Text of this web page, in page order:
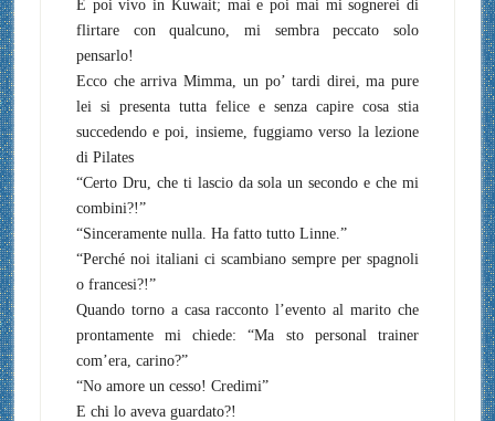
E poi vivo in Kuwait; mai e poi mai mi sognerei di
flirtare con qualcuno, mi sembra peccato solo
pensarlo!
Ecco che arriva Mimma, un po’ tardi direi, ma pure
lei si presenta tutta felice e senza capire cosa stia
succedendo e poi, insieme, fuggiamo verso la lezione
di Pilates
“Certo Dru, che ti lascio da sola un secondo e che mi
combini?!”
“Sinceramente nulla. Ha fatto tutto Linne.”
“Perché noi italiani ci scambiano sempre per spagnoli
o francesi?!”
Quando torno a casa racconto l’evento al marito che
prontamente mi chiede: “Ma sto personal trainer
com’era, carino?”
“No amore un cesso! Credimi”
E chi lo aveva guardato?!